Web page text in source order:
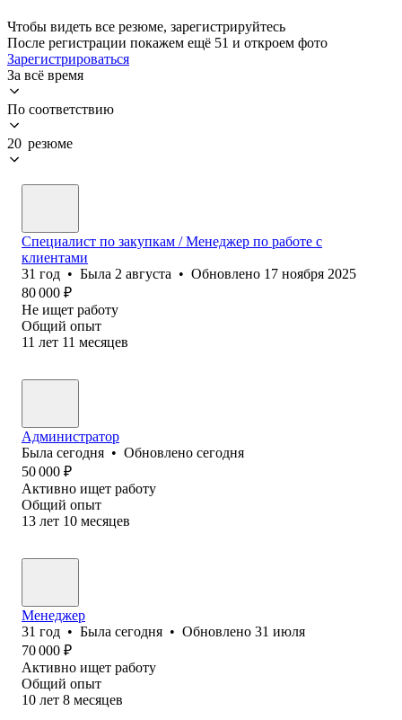
Чтобы видеть все резюме, зарегистрируйтесь
После регистрации покажем ещё 51 и откроем фото
Зарегистрироваться
За всё время
По соответствию
20 резюме
Специалист по закупкам / Менеджер по работе с
клиентами
31 год • Была 2 августа • Обновлено 17 ноября 2025
80 000 ₽
Не ищет работу
Общий опыт
11 лет 11 месяцев
Администратор
Была сегодня • Обновлено сегодня
50 000 ₽
Активно ищет работу
Общий опыт
13 лет 10 месяцев
Менеджер
31 год • Была сегодня • Обновлено 31 июля
70 000 ₽
Активно ищет работу
Общий опыт
10 лет 8 месяцев